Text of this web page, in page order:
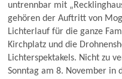
untrennbar mit
gehören der Auftritt von
Lichterlauf für die ganze
Kirchplatz und die
Lichterspektakels. Nicht zu
Sonntag am 8. November in